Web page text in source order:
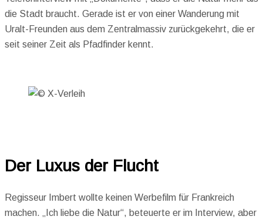
die Stadt braucht. Gerade ist er von einer Wanderung mit
Uralt-Freunden aus dem Zentralmassiv zurückgekehrt, die er
seit seiner Zeit als Pfadfinder kennt.
Der Luxus der Flucht
Regisseur Imbert wollte keinen Werbefilm für Frankreich
machen. „Ich liebe die Natur“, beteuerte er im Interview, aber